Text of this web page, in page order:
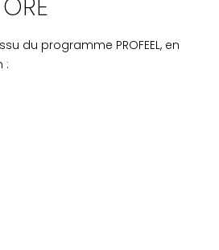
du programme PROFEEL, en
: